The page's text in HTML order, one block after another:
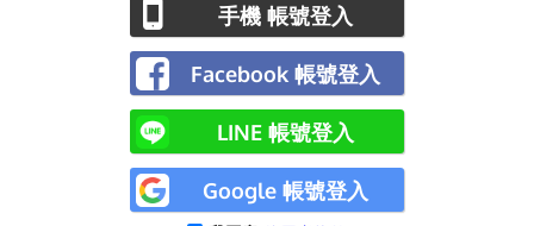
手機 帳號登入
Facebook 帳號登入
LINE 帳號登入
Google 帳號登入